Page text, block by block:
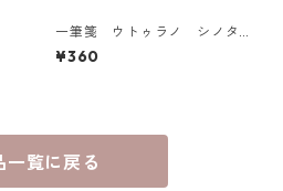
一筆箋 ウトゥラノ シノタ
ン ロ
¥360
一覧に戻る